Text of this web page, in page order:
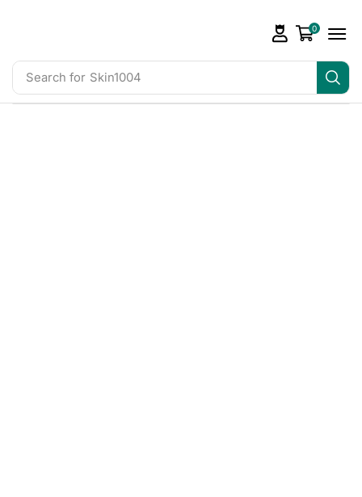
Search for Skin1004
0